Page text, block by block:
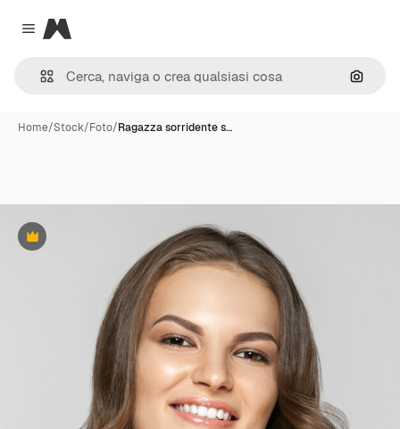
Close menu
Magnific
Cerca
Home/Stock/Foto/Ragazza sorridente s…
Premium